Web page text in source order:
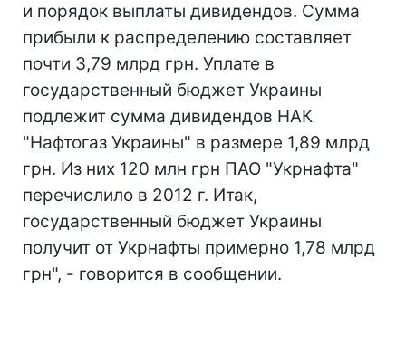
и порядок выплаты дивидендов. Сумма
прибыли к распределению составляет
почти 3,79 млрд грн. Уплате в
государственный бюджет Украины
подлежит сумма дивидендов НАК
"Нафтогаз Украины" в размере 1,89 млрд
грн. Из них 120 млн грн ПАО "Укрнафта"
перечислило в 2012 г. Итак,
государственный бюджет Украины
получит от Укрнафты примерно 1,78 млрд
грн", - говорится в сообщении.